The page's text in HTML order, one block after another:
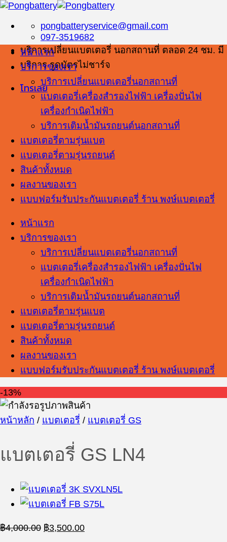
ข้าม
เนื้อหา
pongbatteryservice@gmail.com
097-3519682
บริการเปลี่ยนแบตเตอรี่ นอกสถานที่ ตลอด 24 ชม. มี
บริการ รูดบัตรไม่ชาร์จ
โทรเลย
หน้าแรก
บริการของเรา
บริการเปลี่ยนแบตเตอรี่นอกสถานที่
แบตเตอรี่เครื่องสำรองไฟฟ้า เครื่องปั่นไฟ
เครื่องกำเนิดไฟฟ้า
บริการเติมน้ำมันรถยนต์นอกสถานที่
แบตเตอรี่ตามรุ่นแบต
แบตเตอรี่ตามรุ่นรถยนต์
สินค้าทั้งหมด
ผลงานของเรา
แบบฟอร์มรับประกันแบตเตอรี่ ร้าน พงษ์แบตเตอรี่
หน้าแรก
บริการของเรา
บริการเปลี่ยนแบตเตอรี่นอกสถานที่
แบตเตอรี่เครื่องสำรองไฟฟ้า เครื่องปั่นไฟ
เครื่องกำเนิดไฟฟ้า
บริการเติมน้ำมันรถยนต์นอกสถานที่
แบตเตอรี่ตามรุ่นแบต
แบตเตอรี่ตามรุ่นรถยนต์
สินค้าทั้งหมด
ผลงานของเรา
แบบฟอร์มรับประกันแบตเตอรี่ ร้าน พงษ์แบตเตอรี่
-13%
หน้าหลัก / แบตเตอรี่ / แบตเตอรี่ GS
แบตเตอรี่ GS LN4
฿4,000.00 Original
฿3,500.00Current